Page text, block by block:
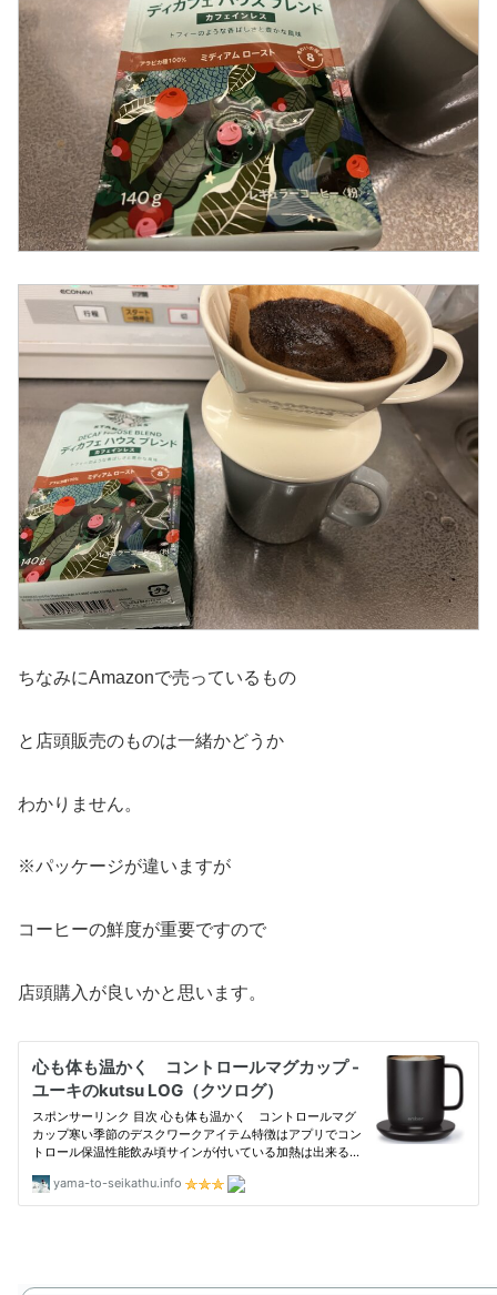
ちなみにAmazonで売っているもの
と店頭販売のものは一緒かどうか
わかりません。
※パッケージが違いますが
コーヒーの鮮度が重要ですので
店頭購入が良いかと思います。